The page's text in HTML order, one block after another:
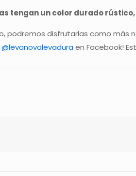
tengan un color durado
podremos disfrutarlas como
@levanovalevaduraen Facebook!